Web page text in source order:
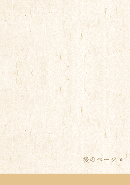
後のページ »